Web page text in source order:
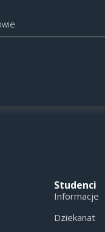
Studenci
Informacje
Dziekanat